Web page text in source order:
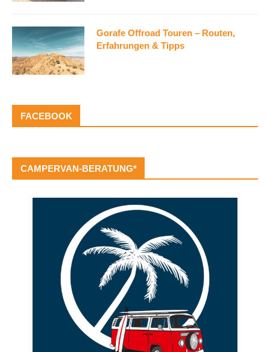
Gorafe Offroad Touren – Routen,
Erfahrungen & Tipps
FACEBOOK
CAMPERVAN-BERATUNG*